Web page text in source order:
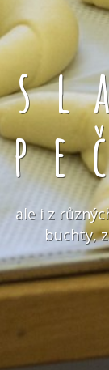
ale i z
buchty,